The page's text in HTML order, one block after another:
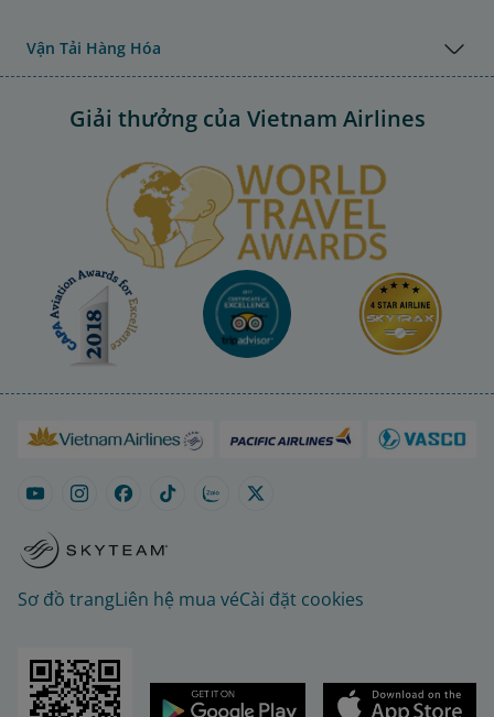
Vận Tải Hàng Hóa
Giải thưởng của Vietnam Airlines
Sơ đồ trangLiên hệ mua véCài đặt cookies